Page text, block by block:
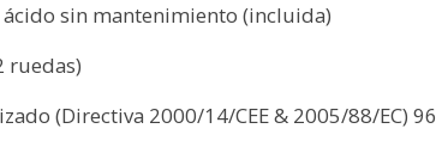
sin mantenimiento (incluida)
ruedas)
(Directiva 2000/14/CEE & 2005/88/EC) 96